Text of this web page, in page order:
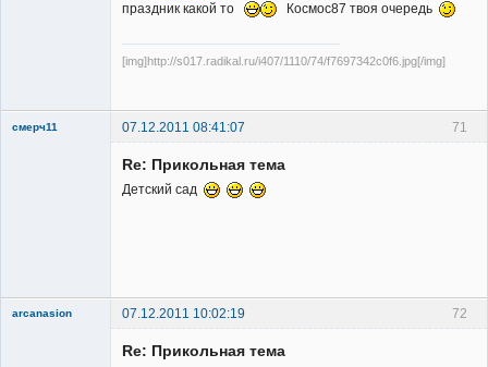
праздник какой то
Космос87 твоя очередь
[img]http://s017.radikal.ru/i407/1110/74/f7697342c0f6.jpg[/img]
71
смерч11
07.12.2011 08:41:07
Re: Прикольная тема
Детский сад
72
arcanasion 07.12.2011 10:02:19
Re: Прикольная тема